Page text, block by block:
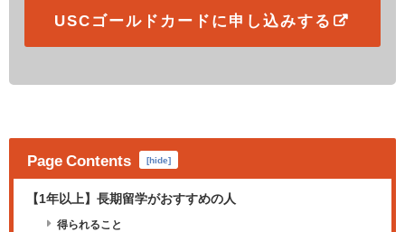
USCゴールドカードに申し込みする
Page Contents [hide]
【1年以上】長期留学がおすすめの人
得られること